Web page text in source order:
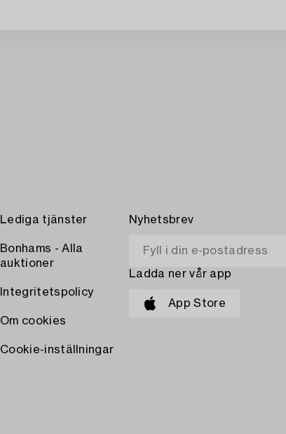
Lediga tjänster
Bonhams - Alla
auktioner
Integritetspolicy
Om cookies
Cookie-inställningar
Nyhetsbrev
Ladda ner vår app
App Store